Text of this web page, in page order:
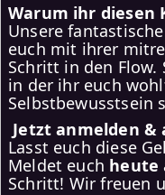
Warum ihr diesen
Unsere
euch mit ihrer
Schritt in den Flow.
in der ihr euch
Selbstbewusstsein
Jetzt anmelden &
Lasst euch diese
Meldet euch heute
Schritt! Wir freuen